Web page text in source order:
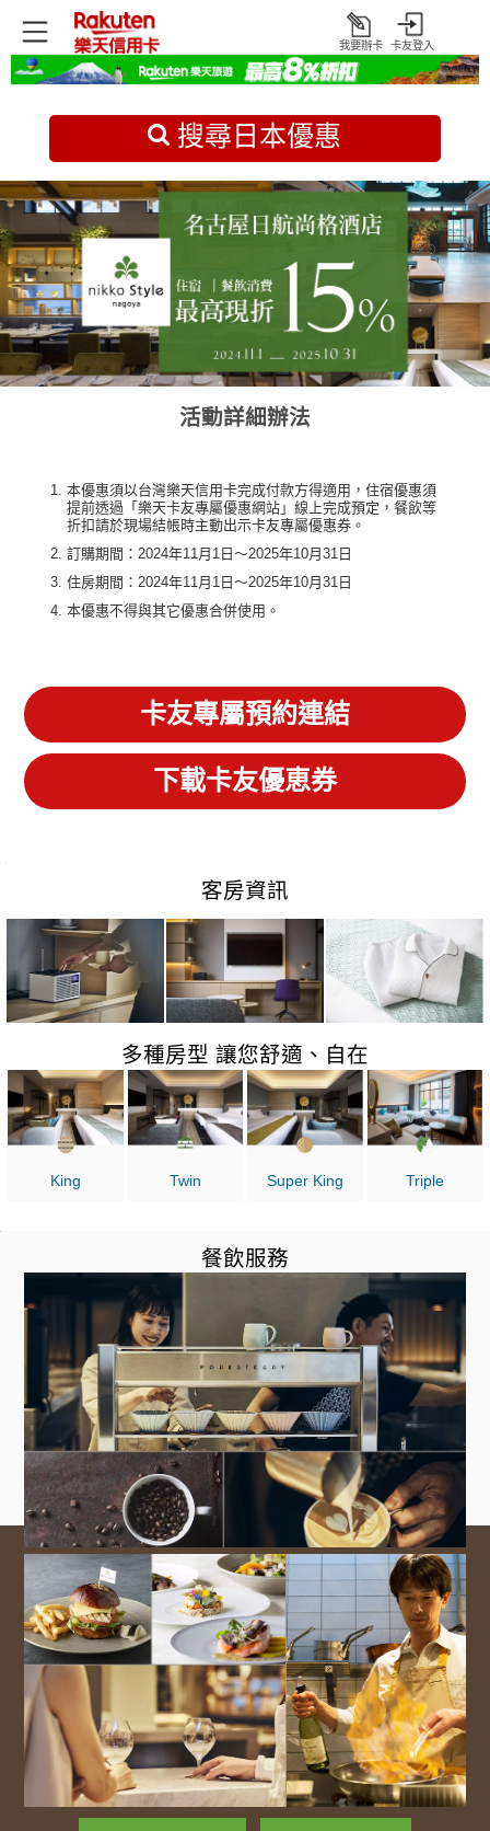
打
開
我要辦卡 卡友登入
首頁 日本旅遊優惠
搜尋日本優惠
活動詳細辦法
本優惠須以台灣樂天信用卡完成付款方得適用，住宿優惠須
提前透過「樂天卡友專屬優惠網站」線上完成預定，餐飲等
折扣請於現場結帳時主動出示卡友專屬優惠券。
訂購期間：2024年11月1日～2025年10月31日
住房期間：2024年11月1日～2025年10月31日
本優惠不得與其它優惠合併使用。
卡友專屬預約連結
下載卡友優恵券
客房資訊
多種房型 讓您舒適、自在
King Twin Super King Triple
餐飲服務